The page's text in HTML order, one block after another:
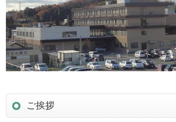
ご挨拶